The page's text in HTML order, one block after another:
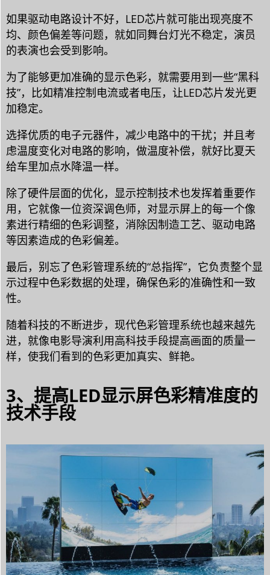
如果驱动电路设计不好，LED芯片就可能出现亮度不
均、颜色偏差等问题，就如同舞台灯光不稳定，演员
的表演也会受到影响。
为了能够更加准确的显示色彩，就需要用到一些“黑科
技”，比如精准控制电流或者电压，让LED芯片发光更
加稳定。
选择优质的电子元器件，减少电路中的干扰；并且考
虑温度变化对电路的影响，做温度补偿，就好比夏天
给车里加点水降温一样。
除了硬件层面的优化，显示控制技术也发挥着重要作
用，它就像一位资深调色师，对显示屏上的每一个像
素进行精细的色彩调整，消除因制造工艺、驱动电路
等因素造成的色彩偏差。
最后，别忘了色彩管理系统的“总指挥”，它负责整个显
示过程中色彩数据的处理，确保色彩的准确性和一致
性。
随着科技的不断进步，现代色彩管理系统也越来越先
进，就像电影导演利用高科技手段提高画面的质量一
样，使我们看到的色彩更加真实、鲜艳。
3、提高LED显示屏色彩精准度的
技术手段